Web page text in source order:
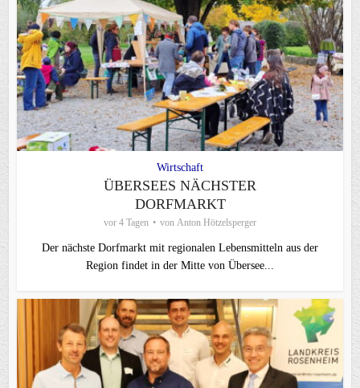
Wirtschaft
ÜBERSEES NÄCHSTER
DORFMARKT
vor 4 Tagen von Anton Hötzelsperger
Der nächste Dorfmarkt mit regionalen Lebensmitteln aus der
Region findet in der Mitte von Übersee...